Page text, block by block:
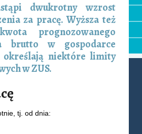
dwukrotny wzrost
za pracę. Wyższa też
prognozowanego
brutto w gospodarce
określają niektóre limity
w ZUS.
tj. od dnia: